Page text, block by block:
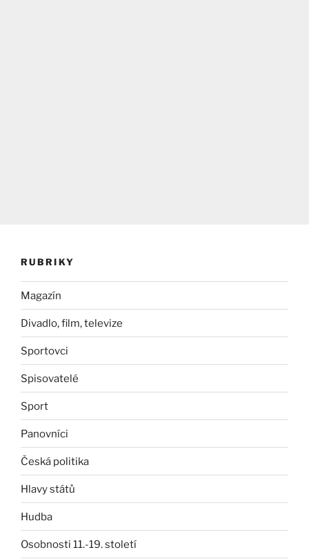
RUBRIKY
Magazín
Divadlo, film, televize
Sportovci
Spisovatelé
Sport
Panovníci
Česká politika
Hlavy států
Hudba
Osobnosti 11.-19. století